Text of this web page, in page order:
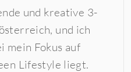
und kreative 3-
und ich
mein Fokus auf
Lifestyle liegt.